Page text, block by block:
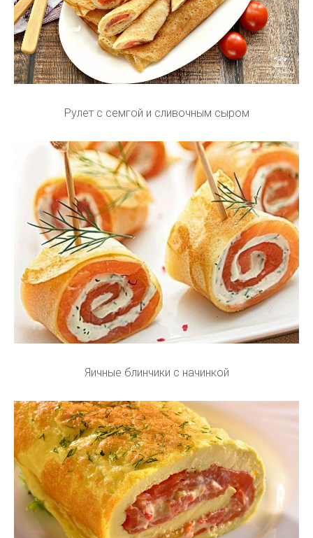
Рулет с семгой и сливочным сыром
Яичные блинчики с начинкой